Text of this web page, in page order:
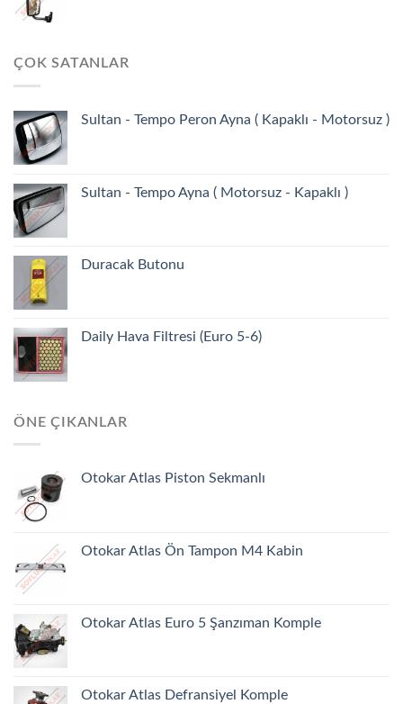
ÇOK SATANLAR
Sultan - Tempo Peron Ayna ( Kapaklı - Motorsuz )
Sultan - Tempo Ayna ( Motorsuz - Kapaklı )
Duracak Butonu
Daily Hava Filtresi (Euro 5-6)
ÖNE ÇIKANLAR
Otokar Atlas Piston Sekmanlı
Otokar Atlas Ön Tampon M4 Kabin
Otokar Atlas Euro 5 Şanzıman Komple
Otokar Atlas Defransiyel Komple